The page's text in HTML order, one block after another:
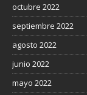
octubre 2022
septiembre 2022
agosto 2022
junio 2022
mayo 2022